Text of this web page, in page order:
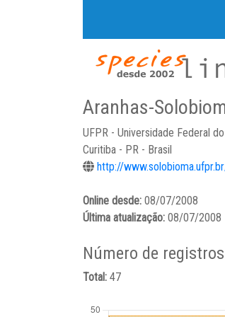
Aranhas-
UFPR - Universidade Federal
Curitiba - PR - Brasil
http://
Online desde: 08/07/2008
Última atualização: 08/07/2008
Número de registros
Total: 47